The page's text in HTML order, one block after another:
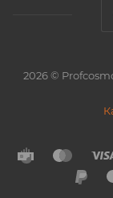
2026©